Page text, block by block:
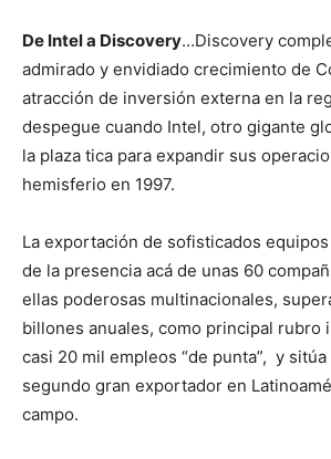
De Intel a Discovery…Discovery
admirado y envidiado crecimiento de
atracción de inversión externa en la
despegue cuando Intel, otro gigante
la plaza tica para expandir sus
hemisferio en 1997.
La exportación de sofisticados
de la presencia acá de unas 60
ellas poderosas multinacionales,
billones anuales, como principal rubro
casi 20 mil empleos “de punta”, y
segundo gran exportador en
campo.